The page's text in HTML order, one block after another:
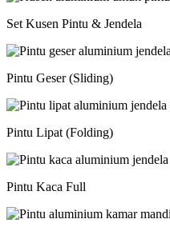
Set Kusen Pintu & Jendela
Pintu Geser (Sliding)
Pintu Lipat (Folding)
Pintu Kaca Full